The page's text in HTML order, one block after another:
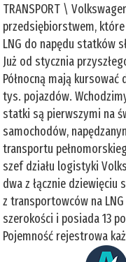
TRANSPORT \
przedsiębiorstwem,
LNG do napędu statków
Już od stycznia
Północną mają
tys. pojazdów.
statki są pierwszymi na
samochodów,
transportu
szef działu logistyki
dwa z łącznie dziewięciu
z transportowców na
szerokości i posiada 13
Pojemność rejestrowa